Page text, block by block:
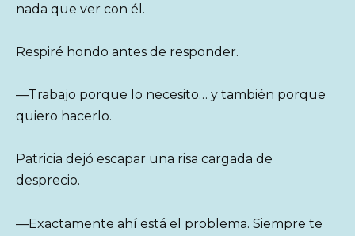
nada que ver con él.
Respiré hondo antes de responder.
—Trabajo porque lo necesito… y también porque
quiero hacerlo.
Patricia dejó escapar una risa cargada de
desprecio.
—Exactamente ahí está el problema. Siempre te